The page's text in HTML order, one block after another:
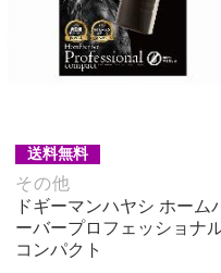
送料無料
その他
ドギーマンハヤシ ホーム
ーバープロフェッショナ
コンパクト